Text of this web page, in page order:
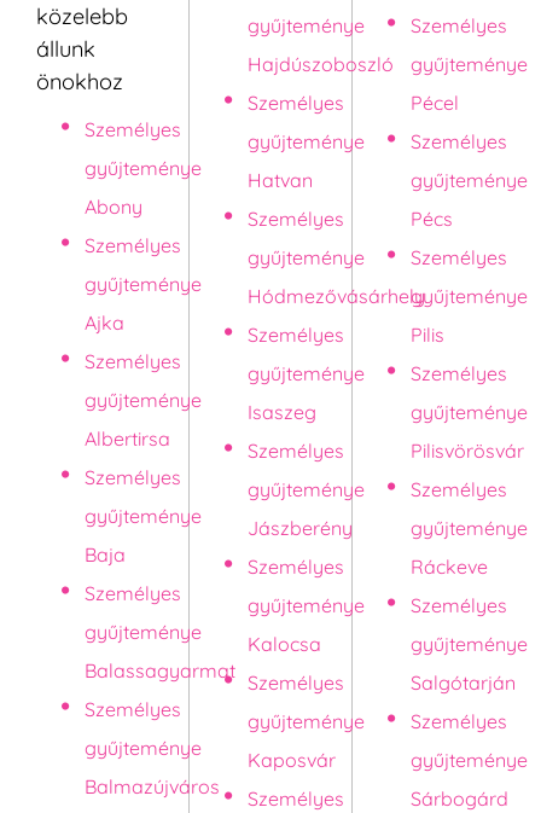
közelebb
állunk
önokhoz
Személyes
gyűjteménye
Abony
Személyes
gyűjteménye
Ajka
Személyes
gyűjteménye
Albertirsa
Személyes
gyűjteménye
Baja
Személyes
gyűjteménye
Balassagyarmat
Személyes
gyűjteménye
Balmazújváros
gyűjteménye
Hajdúszoboszló
Személyes
gyűjteménye
Hatvan
Személyes
gyűjteménye
Hódmezővásárhely
Személyes
gyűjteménye
Isaszeg
Személyes
gyűjteménye
Jászberény
Személyes
gyűjteménye
Kalocsa
Személyes
gyűjteménye
Kaposvár
Személyes
Személyes
gyűjteménye
Pécel
Személyes
gyűjteménye
Pécs
Személyes
gyűjteménye
Pilis
Személyes
gyűjteménye
Pilisvörösvár
Személyes
gyűjteménye
Ráckeve
Személyes
gyűjteménye
Salgótarján
Személyes
gyűjteménye
Sárbogárd